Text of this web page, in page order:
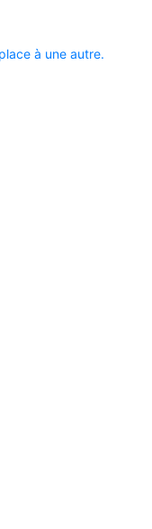
à une autre.